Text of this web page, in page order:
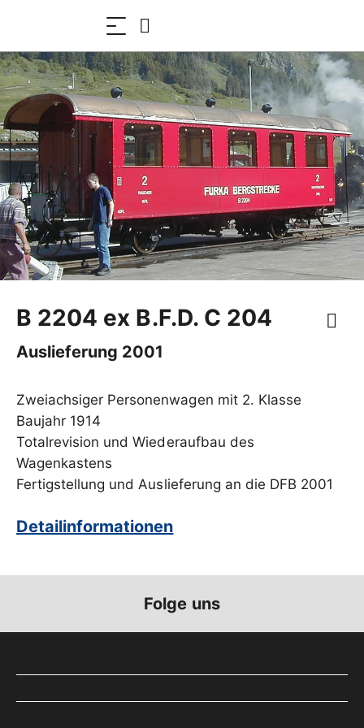
B 2204 ex B.F.D. C 204
Auslieferung 2001
Zweiachsiger Personenwagen mit 2. Klasse
Baujahr 1914
Totalrevision und Wiederaufbau des
Wagenkastens
Fertigstellung und Auslieferung an die DFB 2001
Detailinformationen
Folge uns